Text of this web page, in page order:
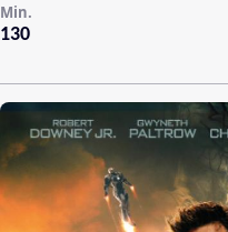
130
Min.